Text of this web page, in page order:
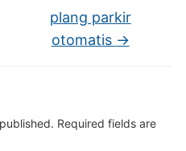
plang parkir
otomatis →
Required fields are